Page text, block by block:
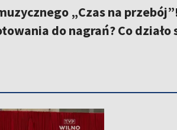
„Czas na
do nagrań? Co działo